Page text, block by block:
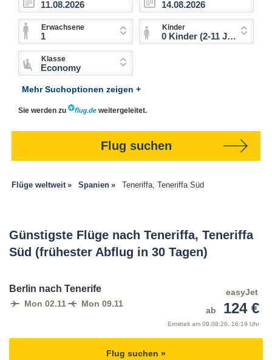
Erwachsene
1
Kinder
0 Kinder (2-11 Jahre)
Klasse
Economy
Mehr Suchoptionen zeigen +
Sie werden zu weitergeleitet.
Flug suchen
Flüge weltweit Spanien Teneriffa, Teneriffa Süd
Günstigste Flüge nach Teneriffa, Teneriffa
Süd (frühester Abflug in 30 Tagen)
Berlin nach Tenerife
Mon 02.11 Mon 09.11
easyJet
ab
124 €
Ermittelt am 09.08.26, 16:19 Uhr
Flug suchen »